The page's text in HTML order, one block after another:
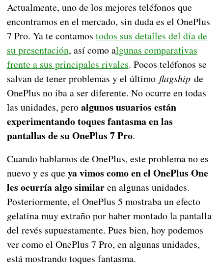
Actualmente, uno de los mejores teléfonos que
encontramos en el mercado, sin duda es el OnePlus
7 Pro. Ya te contamos todos sus detalles del día de
su presentación, así como algunas comparativas
frente a sus principales rivales. Pocos teléfonos se
salvan de tener problemas y el último flagship de
OnePlus no iba a ser diferente. No ocurre en todas
las unidades, peroalgunos usuarios están
experimentando toques fantasma en las
pantallas de su OnePlus 7 Pro.
Cuando hablamos de OnePlus, este problema no es
nuevo y es que ya vimos como en el OnePlus One
les ocurría algo similaren algunas unidades.
Posteriormente, el OnePlus 5 mostraba un efecto
gelatina muy extraño por haber montado la pantalla
del revés supuestamente. Pues bien, hoy podemos
ver como el OnePlus 7 Pro, en algunas unidades,
está mostrando toques fantasma.